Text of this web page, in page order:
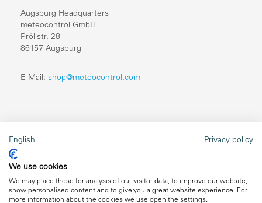
Augsburg Headquarters
meteocontrol GmbH
Pröllstr. 28
86157 Augsburg
E-Mail: shop@meteocontrol.com
Rechtliches
Impressum
Datenschutz
English Privacy policy
We use cookies
We may place these for analysis of our visitor data, to improve our website,
show personalised content and to give you a great website experience. For
more information about the cookies we use open the settings.